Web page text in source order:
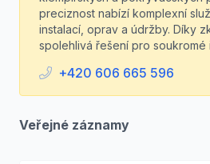
preciznost nabízí komplexní
instalací, oprav a údržby. Díky
spolehlivá řešení pro soukromé
+420 606 665 596
Veřejné záznamy